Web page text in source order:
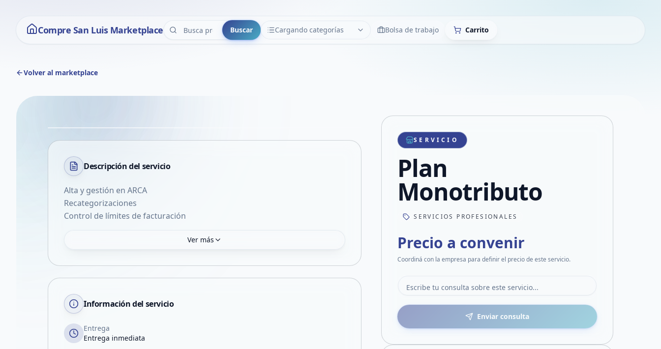
Compre San Luis Marketplace Buscar Cargando categorías
CATEGORÍAS LimpiarBolsa de trabajo Carrito
Volver al marketplace
VER EN PANTALLA COMPLETA
Compartir producto
Compartir por WhatsApp
Compartir por mail
Compartir en Facebook
Compartir en X
Descripción del servicio
Alta y gestión en ARCA
Recategorizaciones
Control de límites de facturación
Ver más
Información del servicio
Entrega
Entrega inmediata
SERVICIO
Plan
Monotributo
SERVICIOS PROFESIONALES
Precio a convenir
Coordiná con la empresa para definir el precio de este servicio.
Enviar consulta